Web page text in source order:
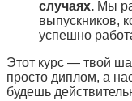
случаях. Мы
выпускников,
успешно
Этот курс — твой
просто диплом, а
будешь